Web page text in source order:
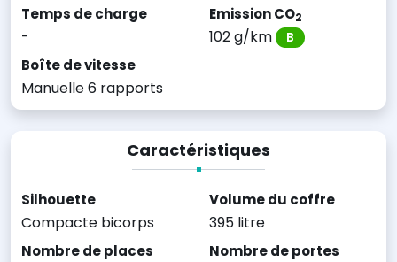
Temps de charge
-
Emission CO2
102 g/km B
Boîte de vitesse
Manuelle 6 rapports
Caractéristiques
Silhouette
Compacte bicorps
Volume du coffre
395 litre
Nombre de places Nombre de portes